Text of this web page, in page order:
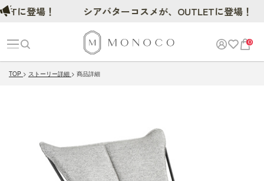
0
TOP ストーリー詳細 商品詳細
登場！ シアバターコスメが、OUTLETに登場！